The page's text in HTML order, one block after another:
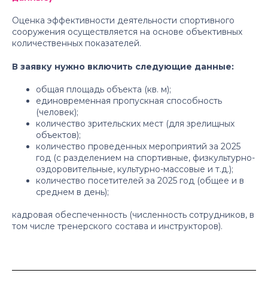
Оценка эффективности деятельности спортивного
сооружения осуществляется на основе объективных
количественных показателей.
В заявку нужно включить следующие данные:
общая площадь объекта (кв. м);
единовременная пропускная способность
(человек);
количество зрительских мест (для зрелищных
объектов);
количество проведенных мероприятий за 2025
год (с разделением на спортивные, физкультурно-
оздоровительные, культурно-массовые и т.д.);
количество посетителей за 2025 год (общее и в
среднем в день);
кадровая обеспеченность (численность сотрудников, в
том числе тренерского состава и инструкторов).